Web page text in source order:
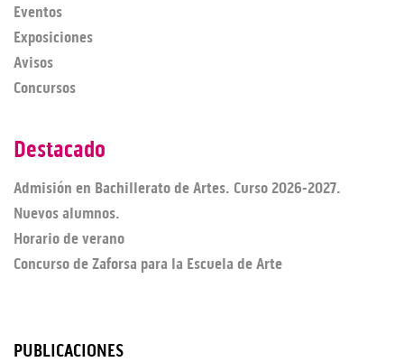
Eventos
Exposiciones
Avisos
Concursos
Destacado
Admisión en Bachillerato de Artes. Curso 2026-2027.
Nuevos alumnos.
Horario de verano
Concurso de Zaforsa para la Escuela de Arte
PUBLICACIONES